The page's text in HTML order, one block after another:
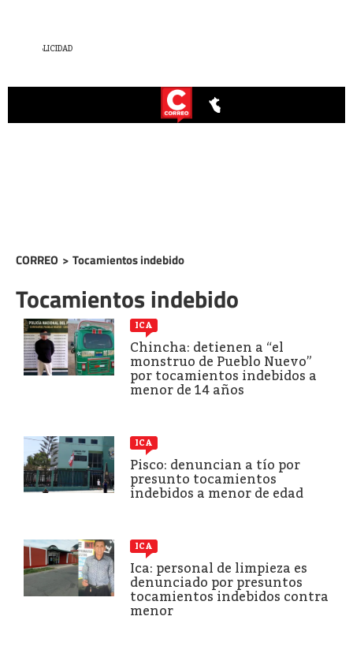
CORREO > Tocamientos indebido
Tocamientos indebido
ICA
Chincha: detienen a “el
monstruo de Pueblo Nuevo”
por tocamientos indebidos a
menor de 14 años
ICA
Pisco: denuncian a tío por
presunto tocamientos
indebidos a menor de edad
ICA
Ica: personal de limpieza es
denunciado por presuntos
tocamientos indebidos contra
menor